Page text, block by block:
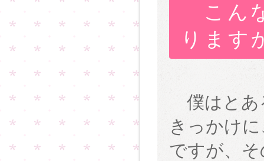
こん
りま
僕はとあ
きっかけ
ですが、